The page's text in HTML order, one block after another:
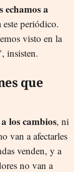
echamos a
periódico.
visto en la
insisten.
que
los cambios, ni
van a afectarles
venden, y a
no van a